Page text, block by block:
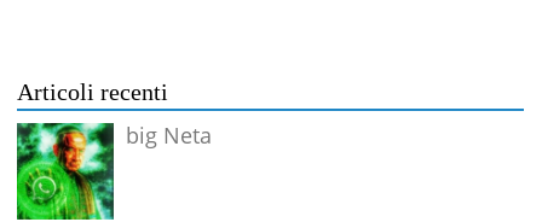
Articoli recenti
big Neta